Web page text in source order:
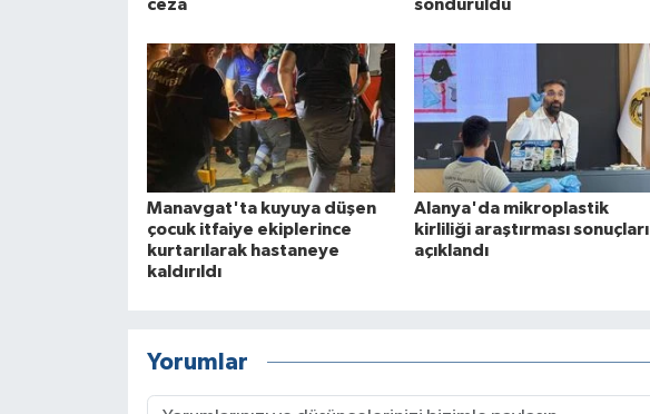
ceza
söndürüldü
Manavgat'ta kuyuya düşen
çocuk itfaiye ekiplerince
kurtarılarak hastaneye
kaldırıldı
Alanya'da mikroplastik
kirliliği araştırması sonuçları
açıklandı
Yorumlar